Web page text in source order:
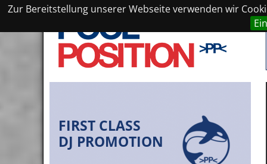
Zur Bereitstellung unserer Webseite verwenden wir
FIRST CLASS
DJ PROMOTION